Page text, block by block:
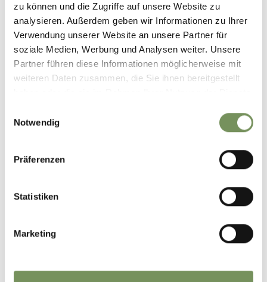
zu können und die Zugriffe auf unsere Website zu
analysieren. Außerdem geben wir Informationen zu Ihrer
Verwendung unserer Website an unsere Partner für
soziale Medien, Werbung und Analysen weiter. Unsere
Partner führen diese Informationen möglicherweise mit
weiteren Daten zusammen, die Sie ihnen bereitgestellt
Notwendig
Präferenzen
Statistiken
Marketing
+
−